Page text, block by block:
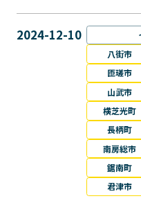
2024-12-10
八街市
匝瑳市
山武市
横芝光町
長柄町
南房総市
鋸南町
君津市